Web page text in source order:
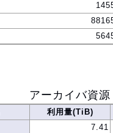
アーカイバ資源
利用量(TiB)
7.41